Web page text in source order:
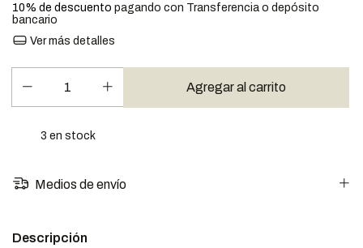
10% de descuento pagando con Transferencia o depósito
bancario
Ver más detalles
3 en stock
Medios de envío
Descripción